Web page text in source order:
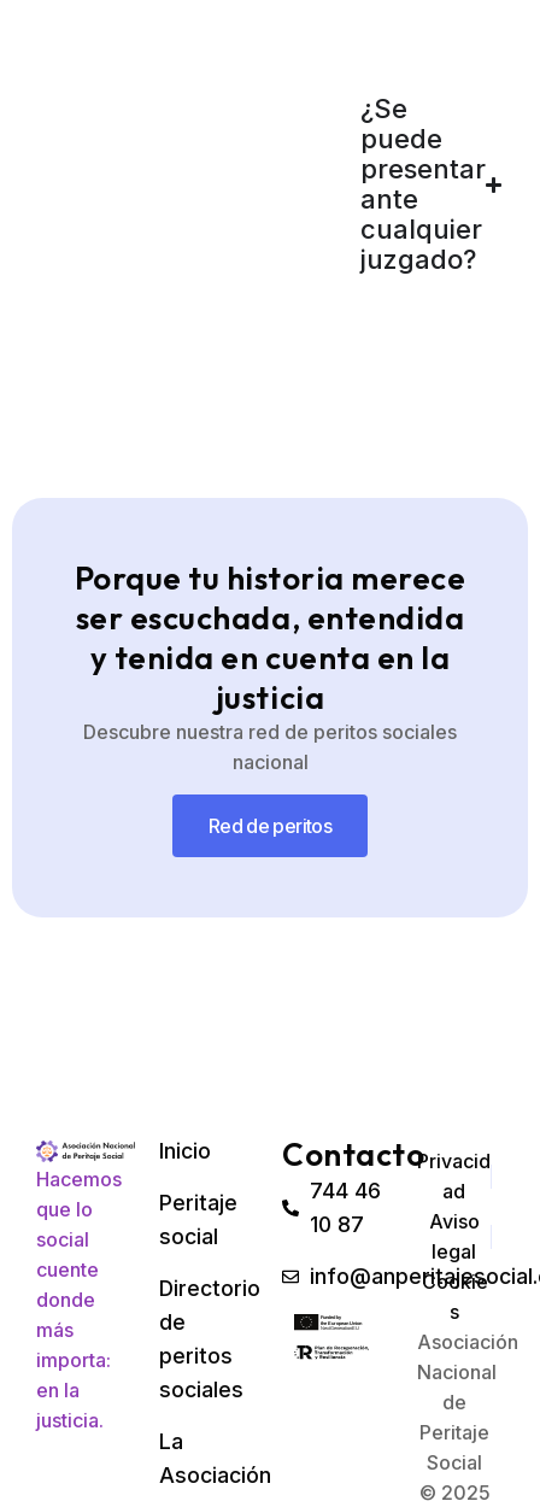
¿Se
puede
presentar
ante
cualquier
juzgado?
Porque tu historia merece
ser escuchada, entendida
y tenida en cuenta en la
justicia
Descubre nuestra red de peritos sociales
nacional
Red de peritos
Hacemos
que lo
social
cuente
donde
más
importa:
en la
justicia.
Inicio
Peritaje
social
Directorio
de
peritos
sociales
La
Asociación
Contacto
744 46
10 87
Privacid
ad
Aviso
legal
Cookie
s
Asociación
Nacional
de
Peritaje
Social
© 2025